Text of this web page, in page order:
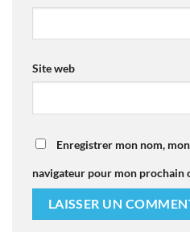
Site web
Enregistrer mon nom,
navigateur pour mon prochain